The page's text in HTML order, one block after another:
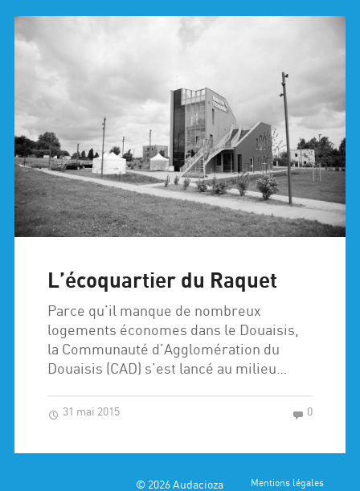
L’écoquartier du Raquet
Parce qu’il manque de nombreux
logements économes dans le Douaisis,
la Communauté d’Agglomération du
Douaisis (CAD) s’est lancé au milieu…
31 mai 2015 0
© 2026Audacioza Mentions légales